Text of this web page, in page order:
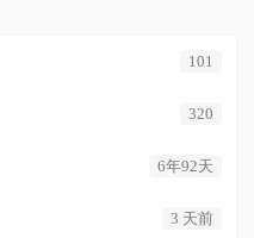
101
320
6年92天
3 天前